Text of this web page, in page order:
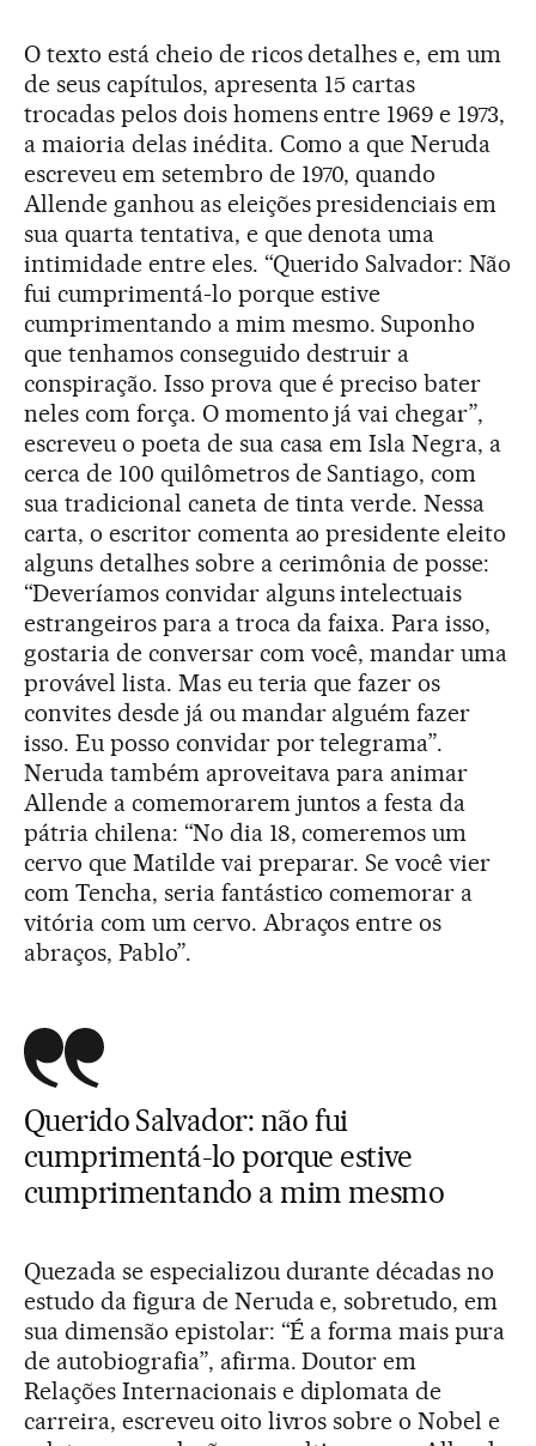
O texto está cheio de ricos detalhes e, em um
de seus capítulos, apresenta 15 cartas
trocadas pelos dois homens entre 1969 e 1973,
a maioria delas inédita. Como a que Neruda
escreveu em setembro de 1970, quando
Allende ganhou as eleições presidenciais em
sua quarta tentativa, e que denota uma
intimidade entre eles. “Querido Salvador: Não
fui cumprimentá-lo porque estive
cumprimentando a mim mesmo. Suponho
que tenhamos conseguido destruir a
conspiração. Isso prova que é preciso bater
neles com força. O momento já vai chegar”,
escreveu o poeta de sua casa em Isla Negra, a
cerca de 100 quilômetros de Santiago, com
sua tradicional caneta de tinta verde. Nessa
carta, o escritor comenta ao presidente eleito
alguns detalhes sobre a cerimônia de posse:
“Deveríamos convidar alguns intelectuais
estrangeiros para a troca da faixa. Para isso,
gostaria de conversar com você, mandar uma
provável lista. Mas eu teria que fazer os
convites desde já ou mandar alguém fazer
isso. Eu posso convidar por telegrama”.
Neruda também aproveitava para animar
Allende a comemorarem juntos a festa da
pátria chilena: “No dia 18, comeremos um
cervo que Matilde vai preparar. Se você vier
com Tencha, seria fantástico comemorar a
vitória com um cervo. Abraços entre os
abraços, Pablo”.
Querido Salvador: não fui
cumprimentá-lo porque estive
cumprimentando a mim mesmo
Quezada se especializou durante décadas no
estudo da figura de Neruda e, sobretudo, em
sua dimensão epistolar: “É a forma mais pura
de autobiografia”, afirma. Doutor em
Relações Internacionais e diplomata de
carreira, escreveu oito livros sobre o Nobel e